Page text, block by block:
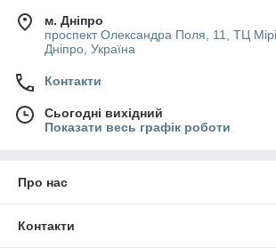
м. Дніпро
проспект Олександра Поля, 11, ТЦ
Дніпро, Україна
Контакти
Сьогодні вихідний
Показати весь графік роботи
Про нас
Контакти